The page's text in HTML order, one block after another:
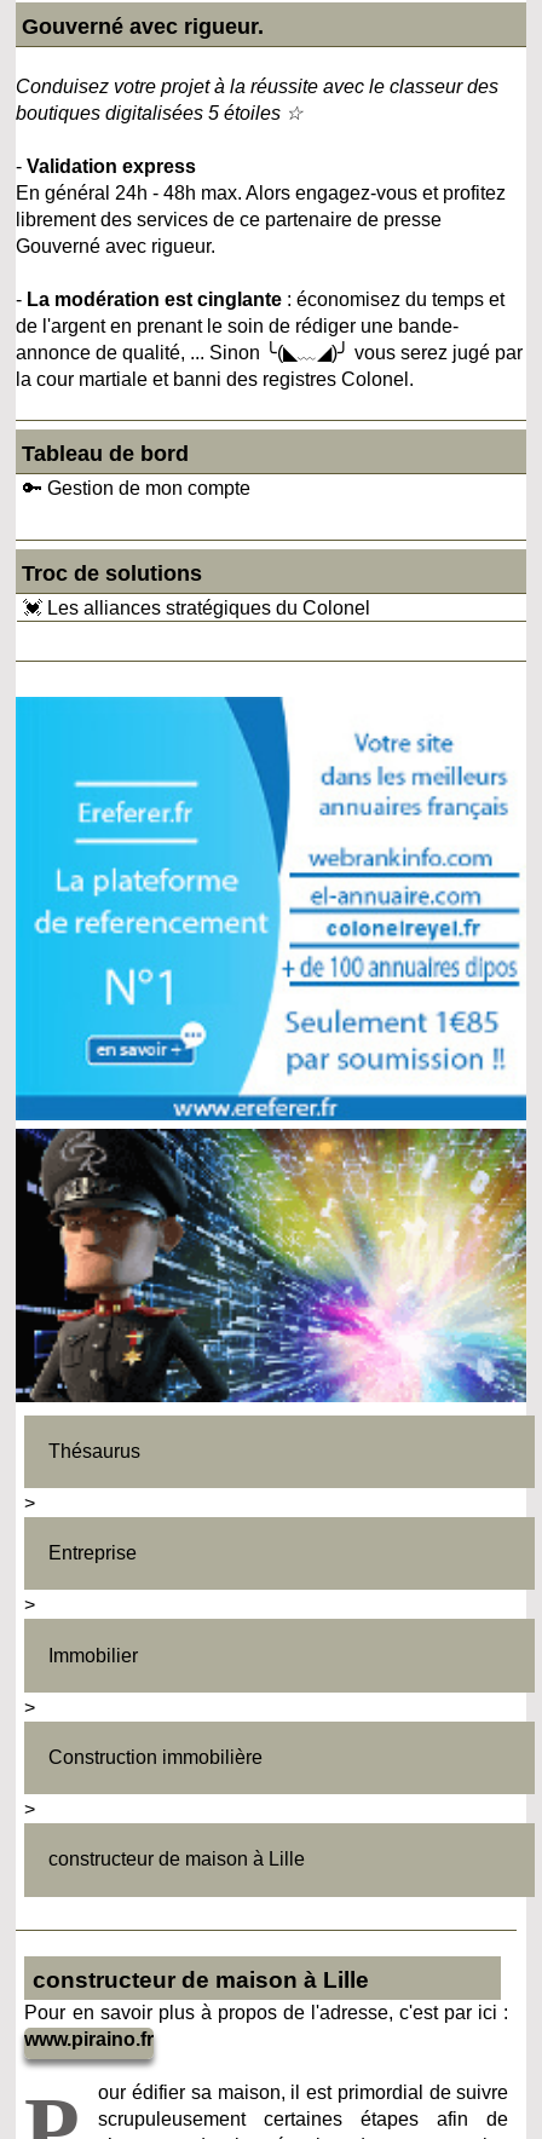
Gouverné avec rigueur.
Conduisez votre projet à la réussite avec le classeur des
boutiques digitalisées 5 étoiles ☆
-Validation express
En général 24h - 48h max. Alors engagez-vous et profitez
librement des services de ce partenaire de presse
Gouverné avec rigueur.
- La modération est cinglante : économisez du temps et
de l'argent en prenant le soin de rédiger une bande-
annonce de qualité, ... Sinon ╰(◣﹏◢)╯ vous serez jugé par
la cour martiale et banni des registres Colonel.
Tableau de bord
🔑 Gestion de mon compte
Troc de solutions
💓 Les alliances stratégiques du Colonel
Thésaurus
>
Entreprise
>
Immobilier
>
Construction immobilière
>
constructeur de maison à Lille
constructeur de maison à Lille
Pour en savoir plus à propos de l'adresse, c'est par ici :
www.piraino.fr
our édifier sa maison, il est primordial de suivre
scrupuleusement certaines étapes afin de